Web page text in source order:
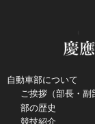
自動車部について
ご挨拶（部長・副
部の歴史
競技紹介